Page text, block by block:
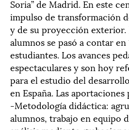
Soria” de Madrid. En este
impulso de transformación
y de su proyección exterior.
alumnos se pasó a contar en
estudiantes. Los avances
espectaculares y son hoy
para el estudio del
en España. Las
-Metodología didáctica:
alumnos, trabajo en equipo